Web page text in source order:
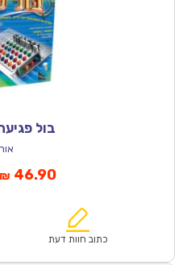
בול
₪67.00.
₪ 46.90המחיר
הוא:
כתוב חוות דעת